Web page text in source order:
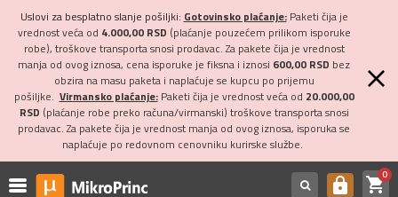
Uslovi za besplatno slanje pošiljki: Gotovinsko plaćanje:Paketi čija je
vrednost veća od 4.000,00 RSD (plaćanje pouzećem prilikom isporuke
robe), troškove transporta snosi prodavac. Za pakete čija je vrednost
manja od ovog iznosa, cena isporuke je fiksna i iznosi 600,00 RSD bez
obzira na masu paketa i naplaćuje se kupcu po prijemu
pošiljke. Virmansko plaćanje:Paketi čija je vrednost veća od 20.000,00
RSD (plaćanje robe preko računa/virmanski) troškove transporta snosi
prodavac. Za pakete čija je vrednost manja od ovog iznosa, isporuka se
naplaćuje po redovnom cenovniku kurirske službe.
https shopping_cart0